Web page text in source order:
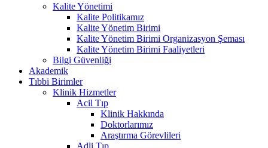
Kalite Yönetimi
Kalite Politikamız
Kalite Yönetim Birimi
Kalite Yönetim Birimi Organizasyon Şeması
Kalite Yönetim Birimi Faaliyetleri
Bilgi Güvenliği
Akademik
Tıbbi Birimler
Klinik Hizmetler
Acil Tıp
Klinik Hakkında
Doktorlarımız
Araştırma Görevlileri
Adli Tıp